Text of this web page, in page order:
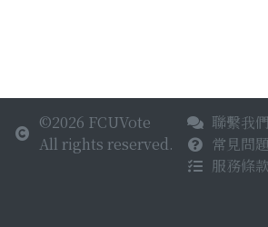
©2026 FCUVote
All rights reserved.
聯繫我們
常見問題
服務條款